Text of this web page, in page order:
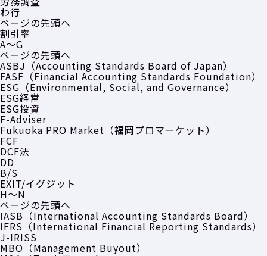
わ行
ページの先頭へ
割引率
A〜G
ページの先頭へ
ASBJ（Accounting Standards Board of Japan）
FASF（Financial Accounting Standards Foundation）
ESG（Environmental, Social, and Governance）
ESG経営
ESG投資
F-Adviser
Fukuoka PRO Market（福岡プロマーケット）
FCF
DCF法
DD
B/S
EXIT/イグジット
H〜N
ページの先頭へ
IASB（International Accounting Standards Board）
IFRS（International Financial Reporting Standards）
J-IRISS
MBO（Management Buyout）